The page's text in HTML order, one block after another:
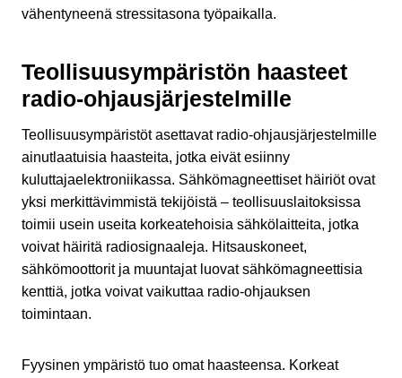
vähentyneenä stressitasona työpaikalla.
Teollisuusympäristön haasteet
radio-ohjausjärjestelmille
Teollisuusympäristöt asettavat radio-ohjausjärjestelmille
ainutlaatuisia haasteita, jotka eivät esiinny
kuluttajaelektroniikassa. Sähkömagneettiset häiriöt ovat
yksi merkittävimmistä tekijöistä – teollisuuslaitoksissa
toimii usein useita korkeatehoisia sähkölaitteita, jotka
voivat häiritä radiosignaaleja. Hitsauskoneet,
sähkömoottorit ja muuntajat luovat sähkömagneettisia
kenttiä, jotka voivat vaikuttaa radio-ohjauksen
toimintaan.
Fyysinen ympäristö tuo omat haasteensa. Korkeat